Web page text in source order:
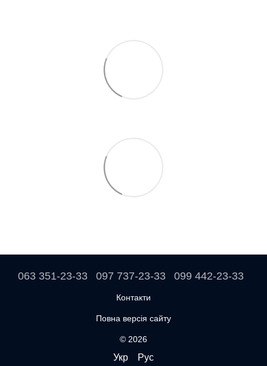
063 351-23-33 097 737-23-33 099 442-23-33
Контакти
Повна версія сайту
© 2026
Укр Рус